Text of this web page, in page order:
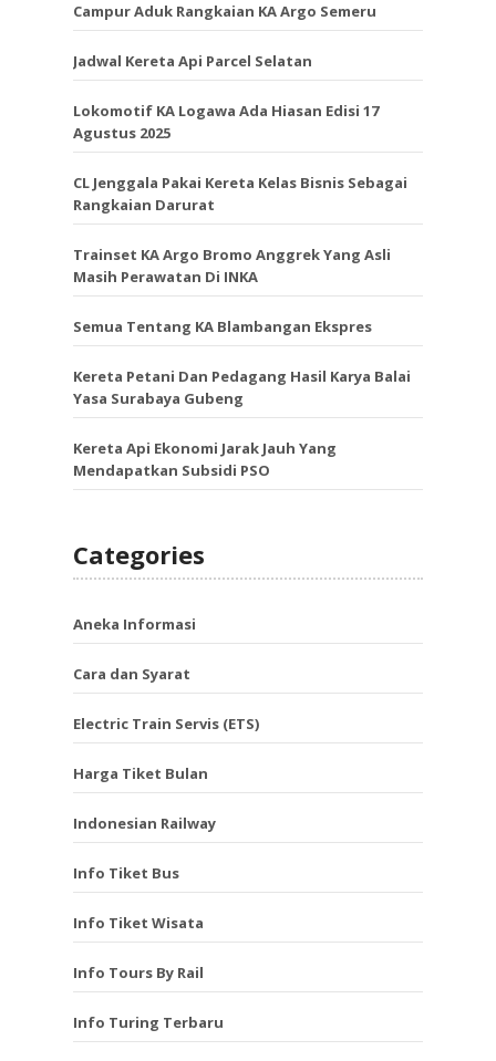
Campur Aduk Rangkaian KA Argo Semeru
Jadwal Kereta Api Parcel Selatan
Lokomotif KA Logawa Ada Hiasan Edisi 17
Agustus 2025
CL Jenggala Pakai Kereta Kelas Bisnis Sebagai
Rangkaian Darurat
Trainset KA Argo Bromo Anggrek Yang Asli
Masih Perawatan Di INKA
Semua Tentang KA Blambangan Ekspres
Kereta Petani Dan Pedagang Hasil Karya Balai
Yasa Surabaya Gubeng
Kereta Api Ekonomi Jarak Jauh Yang
Mendapatkan Subsidi PSO
Categories
Aneka Informasi
Cara dan Syarat
Electric Train Servis (ETS)
Harga Tiket Bulan
Indonesian Railway
Info Tiket Bus
Info Tiket Wisata
Info Tours By Rail
Info Turing Terbaru